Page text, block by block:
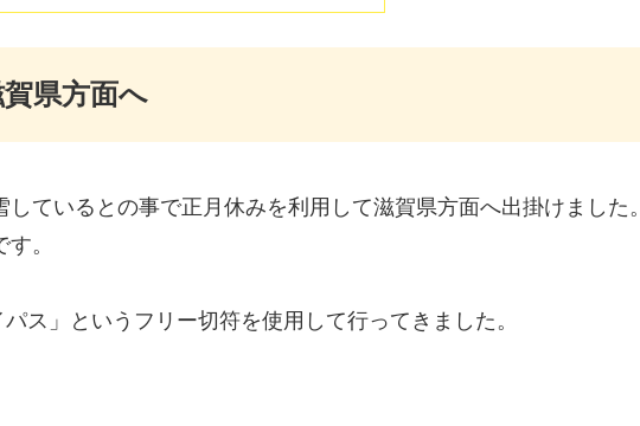
県方面へ
ているとの事で正月休みを利用して滋賀県方面へ出掛けました。
。
ス」というフリー切符を使用して行ってきました。